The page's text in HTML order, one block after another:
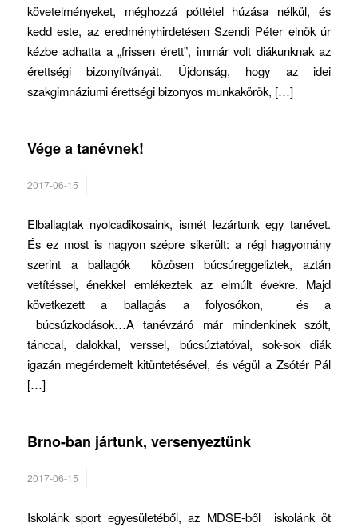
követelményeket, méghozzá póttétel húzása nélkül, és
kedd este, az eredményhirdetésen Szendi Péter elnök úr
kézbe adhatta a „frissen érett”, immár volt diákunknak az
érettségi bizonyítványát. Újdonság, hogy az idei
szakgimnáziumi érettségi bizonyos munkakörök, […]
Vége a tanévnek!
2017-06-15
Elballagtak nyolcadikosaink, ismét lezártunk egy tanévet.
És ez most is nagyon szépre sikerült: a régi hagyomány
szerint a ballagók közösen búcsúreggeliztek, aztán
vetítéssel, énekkel emlékeztek az elmúlt évekre. Majd
következett a ballagás a folyosókon, és a
búcsúzkodások…A tanévzáró már mindenkinek szólt,
tánccal, dalokkal, verssel, búcsúztatóval, sok-sok diák
igazán megérdemelt kitüntetésével, és végül a Zsótér Pál
[…]
Brno-ban jártunk, versenyeztünk
2017-06-15
Iskolánk sport egyesületéből, az MDSE-ből iskolánk öt